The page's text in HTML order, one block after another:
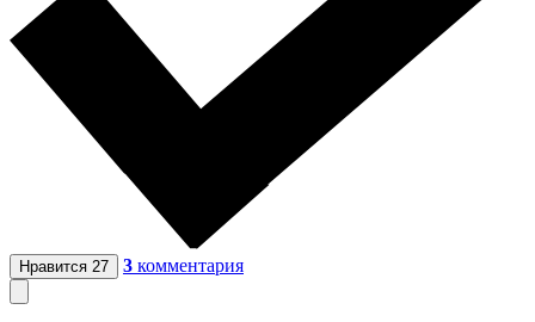
Нравится 27 3 комментария